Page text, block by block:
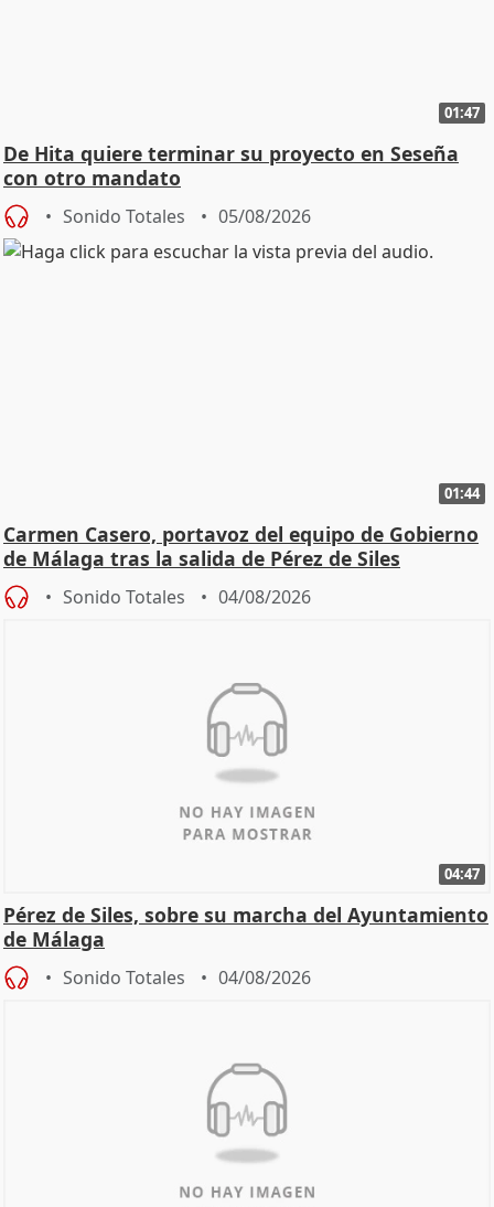
01:47
De Hita quiere terminar su proyecto en Seseña
con otro mandato
Sonido Totales 05/08/2026
01:44
Carmen Casero, portavoz del equipo de Gobierno
de Málaga tras la salida de Pérez de Siles
Sonido Totales 04/08/2026
04:47
Pérez de Siles, sobre su marcha del Ayuntamiento
de Málaga
Sonido Totales 04/08/2026